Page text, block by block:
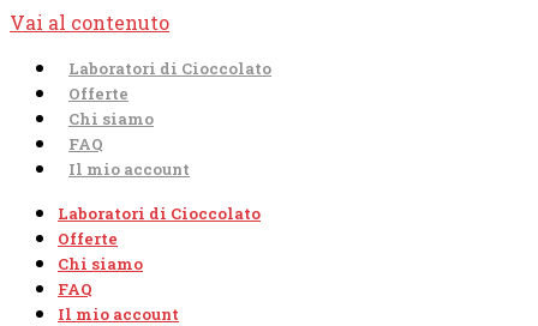
Vai al contenuto
Laboratori di Cioccolato
Offerte
Chi siamo
FAQ
Il mio account
Laboratori di Cioccolato
Offerte
Chi siamo
FAQ
Il mio account